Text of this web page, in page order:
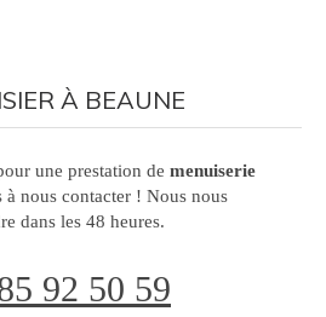
À BEAUNE
une prestation de menuiserie
à nous contacter ! Nous nous
dans les 48 heures.
92 50 59